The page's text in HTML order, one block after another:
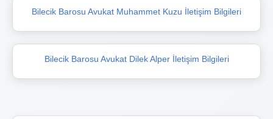
Bilecik Barosu Avukat Muhammet Kuzu İletişim Bilgileri
Bilecik Barosu Avukat Dilek Alper İletişim Bilgileri